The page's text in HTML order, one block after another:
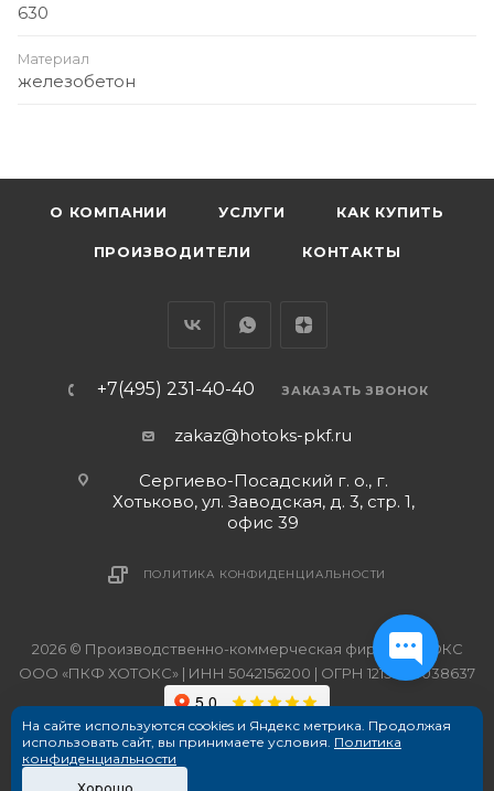
630
Материал
железобетон
О КОМПАНИИ УСЛУГИ КАК КУПИТЬ
ПРОИЗВОДИТЕЛИ КОНТАКТЫ
+7(495) 231-40-40 ЗАКАЗАТЬ ЗВОНОК
zakaz@hotoks-pkf.ru
Сергиево-Посадский г. о., г.
Хотьково, ул. Заводская, д. 3, стр. 1,
офис 39
ПОЛИТИКА КОНФИДЕНЦИАЛЬНОСТИ
2026 © Производственно-коммерческая фирма ХОТОКС
ООО «ПКФ ХОТОКС» | ИНН 5042156200 | ОГРН 1215000038637
На сайте используются cookies и Яндекс метрика. Продолжая
использовать сайт, вы принимаете условия. Политика
конфиденциальности